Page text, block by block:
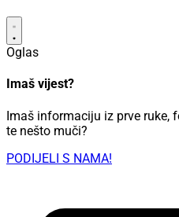
Oglas
Imaš vijest?
Imaš informaciju iz prve ruke,
te nešto muči?
PODIJELI S NAMA!